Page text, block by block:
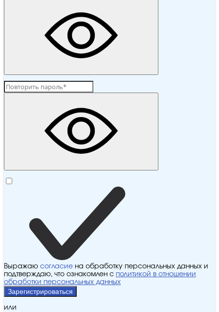
Выражаю согласие на обработку персональных данных и
подтверждаю, что ознакомлен с политикой в отношении
обработки персональных данных
Зарегистрироваться
или